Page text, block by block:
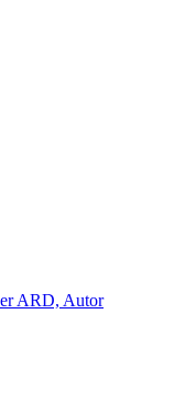
ARD, Autor